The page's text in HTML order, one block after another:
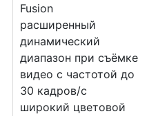
Fusion
расширенный
динамический
диапазон при съёмке
видео с частотой до
30 кадров/ с
широкий цветовой